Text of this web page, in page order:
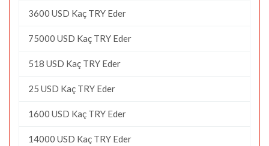
3600 USD Kaç TRY Eder
75000 USD Kaç TRY Eder
518 USD Kaç TRY Eder
25 USD Kaç TRY Eder
1600 USD Kaç TRY Eder
14000 USD Kaç TRY Eder